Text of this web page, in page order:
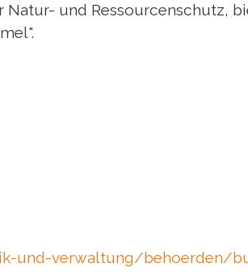
und Ressourcenschutz,
und-verwaltung/behoerden/